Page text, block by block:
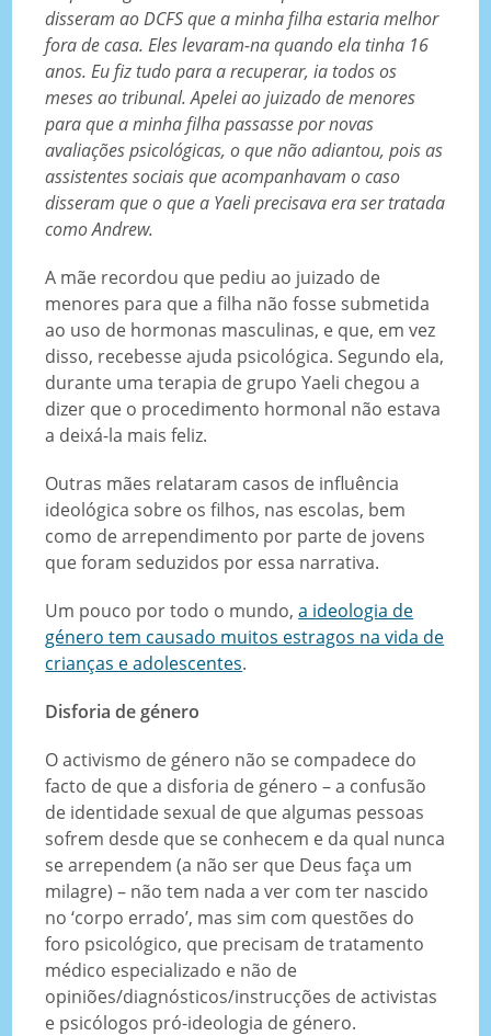
disseram ao DCFS que a minha filha estaria melhor
fora de casa. Eles levaram-na quando ela tinha 16
anos. Eu fiz tudo para a recuperar, ia todos os
meses ao tribunal. Apelei ao juizado de menores
para que a minha filha passasse por novas
avaliações psicológicas, o que não adiantou, pois as
assistentes sociais que acompanhavam o caso
disseram que o que a Yaeli precisava era ser tratada
como Andrew.
A mãe recordou que pediu ao juizado de
menores para que a filha não fosse submetida
ao uso de hormonas masculinas, e que, em vez
disso, recebesse ajuda psicológica. Segundo ela,
durante uma terapia de grupo Yaeli chegou a
dizer que o procedimento hormonal não estava
a deixá-la mais feliz.
Outras mães relataram casos de influência
ideológica sobre os filhos, nas escolas, bem
como de arrependimento por parte de jovens
que foram seduzidos por essa narrativa.
Um pouco por todo o mundo,a ideologia de
género tem causado muitos estragos na vida de
crianças e adolescentes.
Disforia de género
O activismo de género não se compadece do
facto de que a disforia de género – a confusão
de identidade sexual de que algumas pessoas
sofrem desde que se conhecem e da qual nunca
se arrependem (a não ser que Deus faça um
milagre) – não tem nada a ver com ter nascido
no ‘corpo errado’, mas sim com questões do
foro psicológico, que precisam de tratamento
médico especializado e não de
opiniões/diagnósticos/instrucções de activistas
e psicólogos pró-ideologia de género.